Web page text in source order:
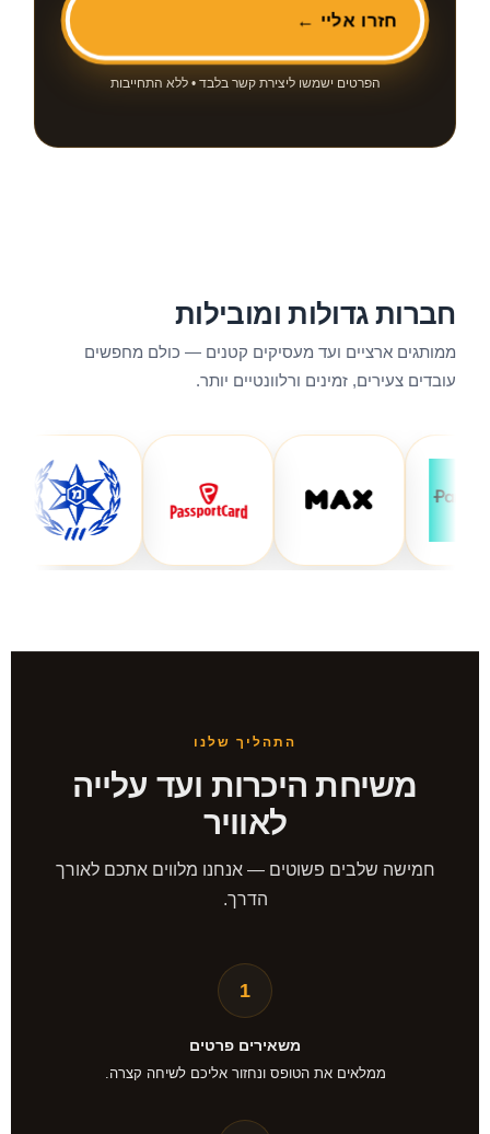
חזרו אליי ←
הפרטים ישמשו ליצירת קשר בלבד • ללא התחייבות
חברות גדולות ומובילות
ממותגים ארציים ועד מעסיקים קטנים — כולם מחפשים
עובדים צעירים, זמינים ורלוונטיים יותר.
התהליך שלנו
משיחת היכרות ועד עלייה
לאוויר
חמישה שלבים פשוטים — אנחנו מלווים אתכם לאורך
הדרך.
1
משאירים פרטים
ממלאים את הטופס ונחזור אליכם לשיחה קצרה.